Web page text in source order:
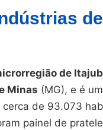
de
Minas (MG), e é
cerca de 93.073
painel de